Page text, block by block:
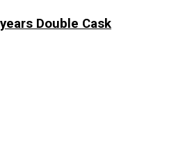
Double Cask